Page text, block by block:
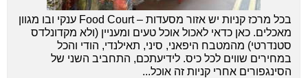
בכל מרכז קניות יש אזור מסעדות – Food Court ענקי ובו מגוון
מאכלים. כאן כדאי לאכול אוכל טעים ומעניין (ולא מקדונלדס
סטנדרטי) מהמטבח היפאני, סיני, תאילנדי, הודי והכל
במחירים שווים לכל כיס. לידיעתכם, התחביב השני של
הסינגפורים אחרי קניות זה אוכל...